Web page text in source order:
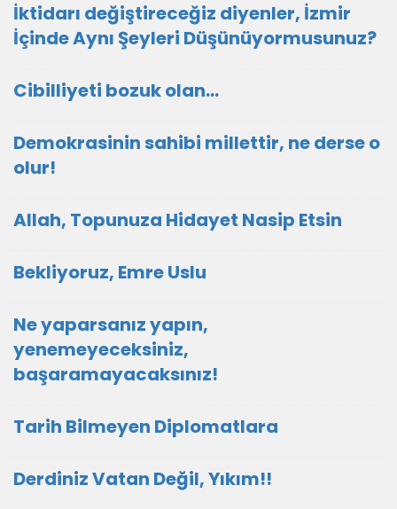
İktidarı değiştireceğiz diyenler, İzmir
İçinde Aynı Şeyleri Düşünüyormusunuz?
Cibilliyeti bozuk olan...
Demokrasinin sahibi millettir, ne derse o
olur!
Allah, Topunuza Hidayet Nasip Etsin
Bekliyoruz, Emre Uslu
Ne yaparsanız yapın,
yenemeyeceksiniz,
başaramayacaksınız!
Tarih Bilmeyen Diplomatlara
Derdiniz Vatan Değil, Yıkım!!